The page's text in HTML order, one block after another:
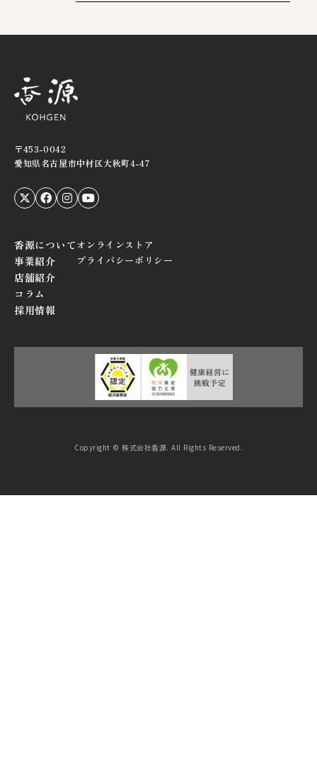
〒453-0042
愛知県名古屋市中村区大秋町4-47
香源について
事業紹介
店舗紹介
コラム
採用情報
オンラインストア
プライバシーポリシー
Copyright © 株式会社香源. All Rights Reserved.